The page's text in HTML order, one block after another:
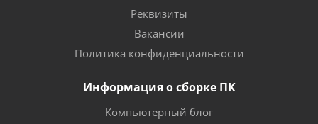
Реквизиты
Вакансии
Политика конфиденциальности
Информация о сборке ПК
Компьютерный блог